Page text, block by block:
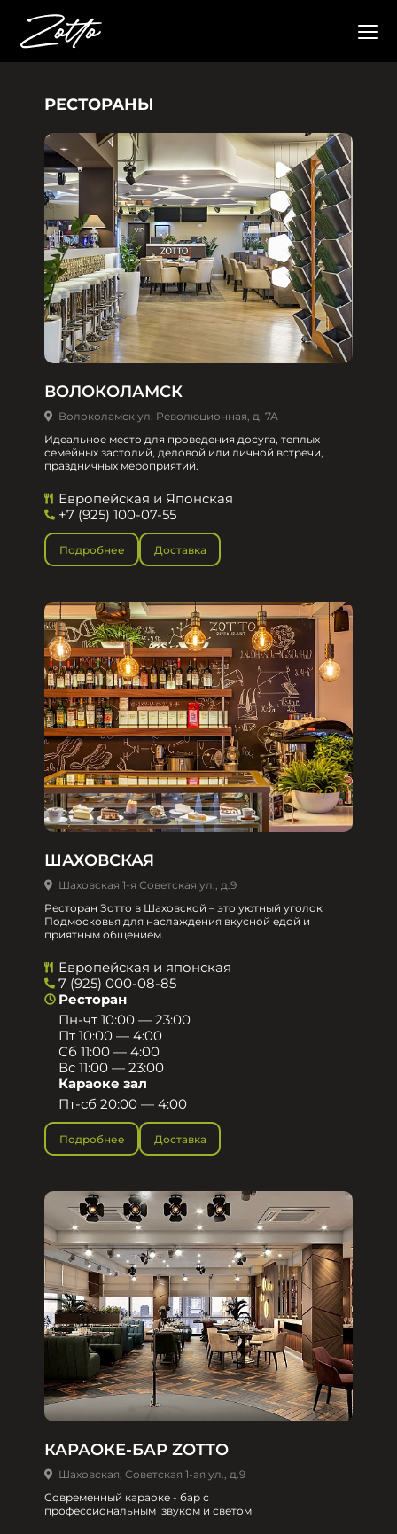
РЕСТОРАНЫ
ВОЛОКОЛАМСК
Волоколамск ул. Революционная, д. 7А
Идеальное место для проведения досуга, теплых
семейных застолий, деловой или личной встречи,
праздничных мероприятий.
Европейская и Японская
+7 (925) 100-07-55
Подробнее Доставка
ШАХОВСКАЯ
Шаховская 1-я Советская ул., д.9
Ресторан Зотто в Шаховской – это уютный уголок
Подмосковья для наслаждения вкусной едой и
приятным общением.​
Европейская и японская
7 (925) 000-08-85
Ресторан
Пн-чт 10:00 — 23:00
Пт 10:00 — 4:00
Сб 11:00 — 4:00
Вс 11:00 — 23:00
Караоке зал
Пт-сб 20:00 — 4:00
Подробнее Доставка
КАРАОКЕ-БАР ZOTTO
Шаховская, Советская 1-ая ул., д.9
Современный караоке - бар с
профессиональным звуком и светом